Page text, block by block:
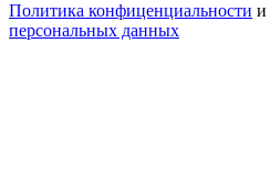
Политика конфиценциальности и
персональных данных